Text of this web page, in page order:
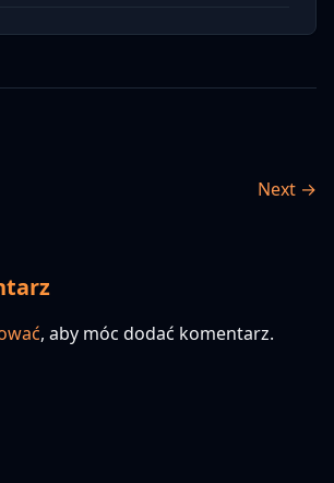
Next →
, aby móc dodać komentarz.